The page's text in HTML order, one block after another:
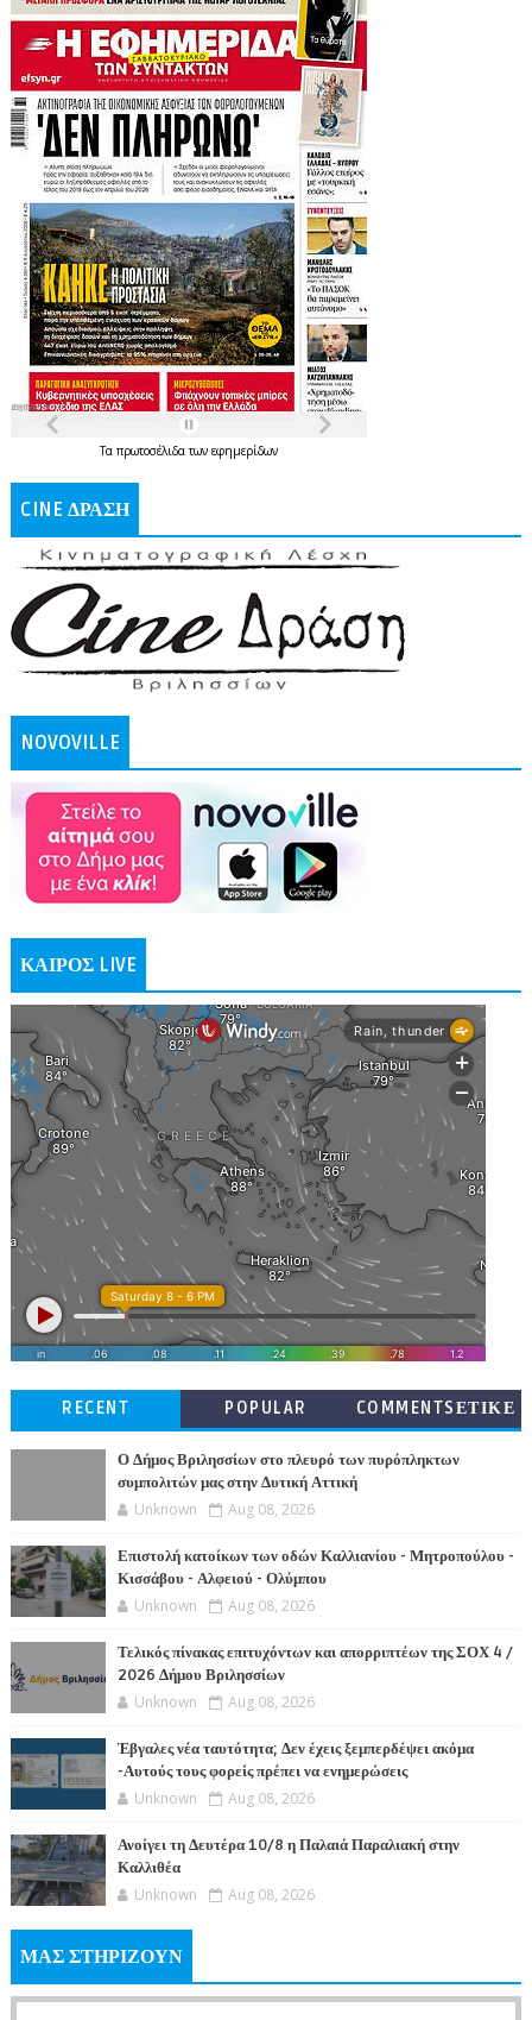
Τα πρωτοσέλιδατων εφημερίδων
CINE ΔΡΑΣΗ
NOVOVILLE
ΚΑΙΡΟΣ LIVE
RECENT POPULAR
COMMENTSΕΤΙΚΕ
Ο Δήμος Βριλησσίων στο πλευρό των πυρόπληκτων
συμπολιτών μας στην Δυτική Αττική
Unknown Aug 08, 2026
Επιστολή κατοίκων των οδών Καλλιανίου - Μητροπούλου -
Κισσάβου - Αλφειού - Ολύμπου
Unknown Aug 08, 2026
Τελικός πίνακας επιτυχόντων και απορριπτέων της ΣΟΧ 4 /
2026 Δήμου Βριλησσίων
Unknown Aug 08, 2026
Έβγαλες νέα ταυτότητα; Δεν έχεις ξεμπερδέψει ακόμα
-Αυτούς τους φορείς πρέπει να ενημερώσεις
Unknown Aug 08, 2026
Ανοίγει τη Δευτέρα 10/8 η Παλαιά Παραλιακή στην
Καλλιθέα
Unknown Aug 08, 2026
ΜΑΣ ΣΤΗΡΙΖΟΥΝ